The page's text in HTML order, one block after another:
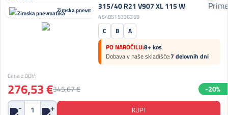
Zimska pnevmatika315/40 R21 V907 XL 115 W
4548515336369
C B
A
PO NAROČILU:8+ kos
Dobava v naše skladišče:7 delovnih dni
Cena z DDV:
276,53 €345,67 € -20%